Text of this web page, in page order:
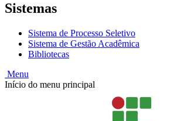
Sistemas
Sistema de Processo Seletivo
Sistema de Gestão Acadêmica
Bibliotecas
Menu
Início do menu principal